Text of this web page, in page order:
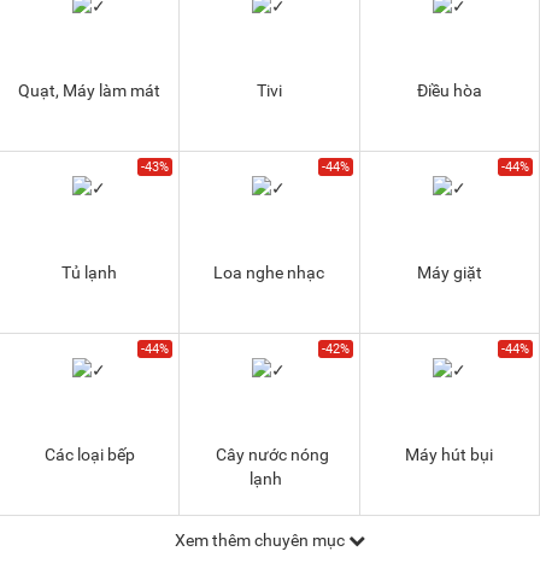
Quạt, Máy làm mát Tivi Điều hòa
-43%
Tủ lạnh
-44%
Loa nghe nhạc
-44%
Máy giặt
-44%
Các loại bếp
-42%
Cây nước nóng
lạnh
-44%
Máy hút bụi
Xem thêm chuyên mục